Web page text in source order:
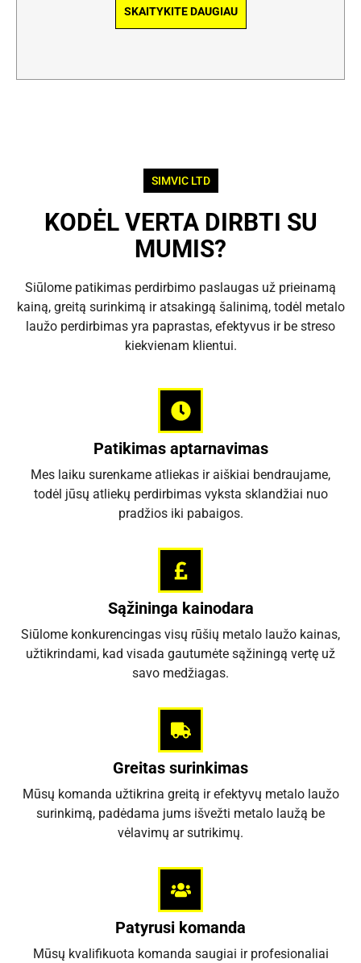
SKAITYKITE DAUGIAU
SIMVIC LTD
KODĖL VERTA DIRBTI SU
MUMIS?
Siūlome patikimas perdirbimo paslaugas už prieinamą
kainą, greitą surinkimą ir atsakingą šalinimą, todėl metalo
laužo perdirbimas yra paprastas, efektyvus ir be streso
kiekvienam klientui.
Patikimas aptarnavimas
Mes laiku surenkame atliekas ir aiškiai bendraujame,
todėl jūsų atliekų perdirbimas vyksta sklandžiai nuo
pradžios iki pabaigos.
Sąžininga kainodara
Siūlome konkurencingas visų rūšių metalo laužo kainas,
užtikrindami, kad visada gautumėte sąžiningą vertę už
savo medžiagas.
Greitas surinkimas
Mūsų komanda užtikrina greitą ir efektyvų metalo laužo
surinkimą, padėdama jums išvežti metalo laužą be
vėlavimų ar sutrikimų.
Patyrusi komanda
Mūsų kvalifikuota komanda saugiai ir profesionaliai